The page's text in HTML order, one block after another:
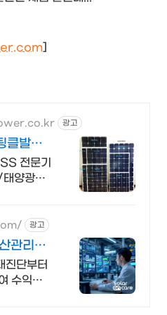
]
광고
클발전
전문기
양광모
광고
관리
단부터
수익을